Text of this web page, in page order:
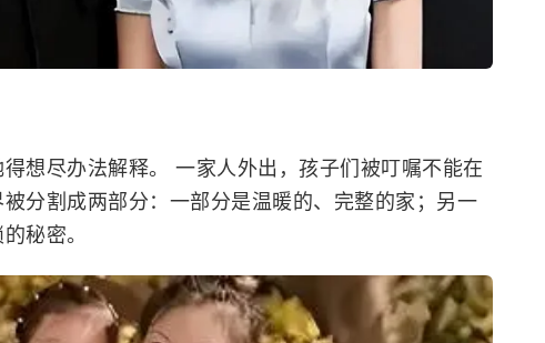
想尽办法解释。 一家人外出，孩子们被叮嘱不能在
分割成两部分：一部分是温暖的、完整的家；另一
秘密。